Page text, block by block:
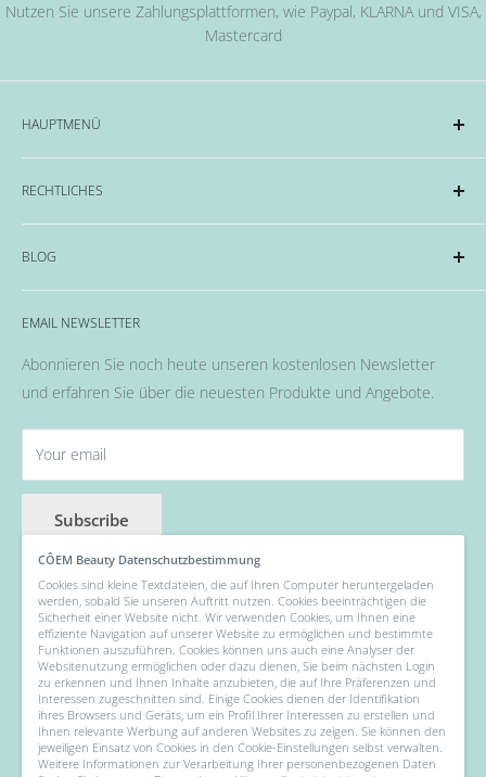
Nutzen Sie unsere Zahlungsplattformen, wie Paypal, KLARNA und VISA,
Mastercard
HAUPTMENÜ
Acryl und Dipping-System
Hard Gel Serien
CND™
OPI
EMME Farben
Flüssigkeiten & Versiegelung
Pinsel
Nail Art
Wellness Pflege, Hand & Body Lotions
Zubehör & Hilfsmittel
Angebot der Woche
RECHTLICHES
Impressum
Datenschutzerklärung
Widerrufsrecht & Widerrufsformular
Allgemeine Geschäftsbedingungen
BLOG
Alles rund um das Thema Nägel, Nail Art und Co.
EMAIL NEWSLETTER
Abonnieren Sie noch heute unseren kostenlosen Newsletter
und erfahren Sie über die neuesten Produkte und Angebote.
Your email
Subscribe
Follow Us
We Accept
CÔEM Beauty Datenschutzbestimmung
Cookies sind kleine Textdateien, die auf Ihren Computer heruntergeladen
werden, sobald Sie unseren Auftritt nutzen. Cookies beeinträchtigen die
Sicherheit einer Website nicht. Wir verwenden Cookies, um Ihnen eine
effiziente Navigation auf unserer Website zu ermöglichen und bestimmte
Funktionen auszuführen. Cookies können uns auch eine Analyser der
Websitenutzung ermöglichen oder dazu dienen, Sie beim nächsten Login
zu erkennen und Ihnen Inhalte anzubieten, die auf Ihre Präferenzen und
Interessen zugeschnitten sind. Einige Cookies dienen der Identifikation
ihres Browsers und Geräts, um ein Profil Ihrer Interessen zu erstellen und
Ihnen relevante Werbung auf anderen Websites zu zeigen. Sie können den
jeweiligen Einsatz von Cookies in den Cookie-Einstellungen selbst verwalten.
Weitere Informationen zur Verarbeitung Ihrer personenbezogenen Daten